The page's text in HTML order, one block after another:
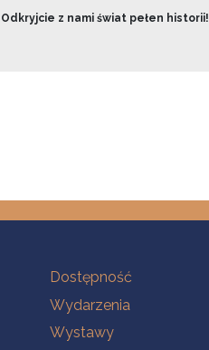
Odkryjcie z nami świat pełen historii!
Na skróty
Dostępność
Wydarzenia
Wystawy